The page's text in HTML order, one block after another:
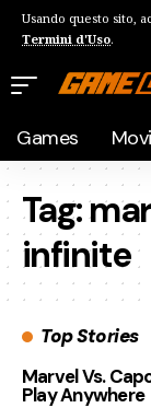
Usando questo sito,
Termini d'Uso.
Games
Tag:
infinite
Top Stories
Marvel Vs.
Play Anywhere